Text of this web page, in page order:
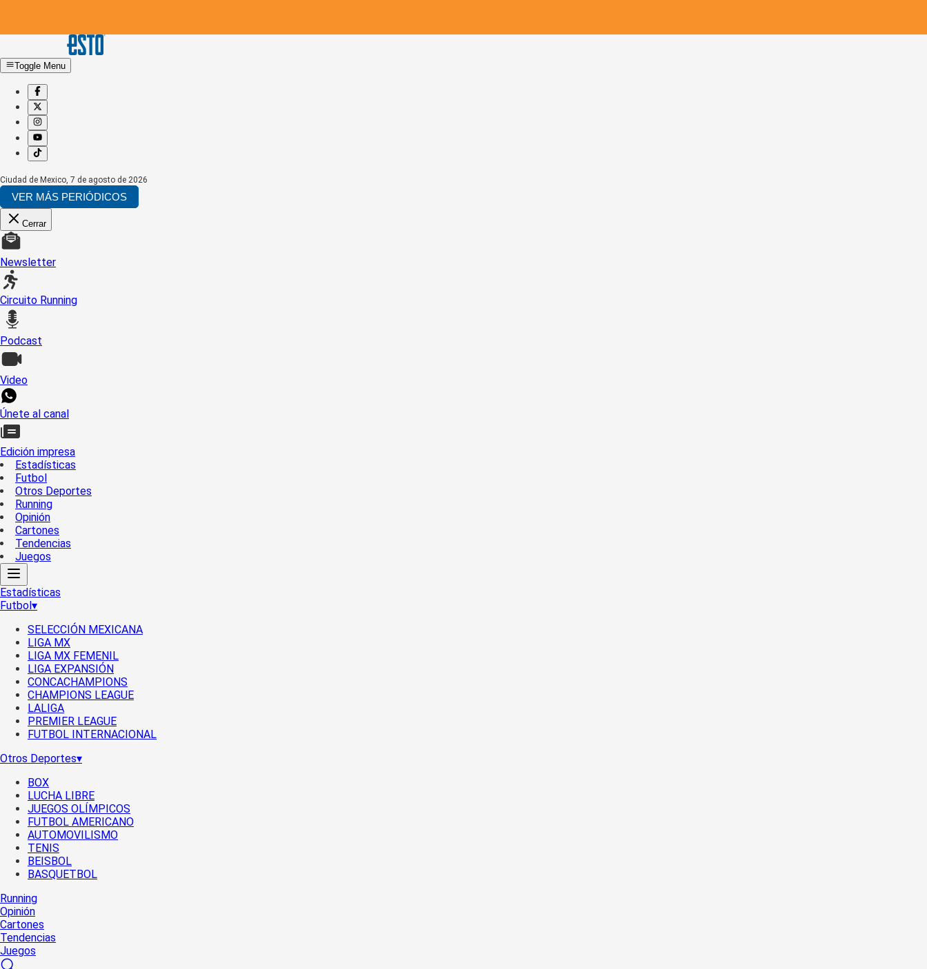
Toggle Menu
Ciudad de Mexico, 7 de agosto de 2026
VER MÁS PERIÓDICOS
Cerrar
Newsletter
Circuito Running
Podcast
Video
Únete al canal
Edición impresa
Estadísticas
Futbol
Otros Deportes
Running
Opinión
Cartones
Tendencias
Juegos
Estadísticas
Futbol▾
SELECCIÓN MEXICANA
LIGA MX
LIGA MX FEMENIL
LIGA EXPANSIÓN
CONCACHAMPIONS
CHAMPIONS LEAGUE
LALIGA
PREMIER LEAGUE
FUTBOL INTERNACIONAL
Otros Deportes▾
BOX
LUCHA LIBRE
JUEGOS OLÍMPICOS
FUTBOL AMERICANO
AUTOMOVILISMO
TENIS
BEISBOL
BASQUETBOL
Running
Opinión
Cartones
Tendencias
Juegos